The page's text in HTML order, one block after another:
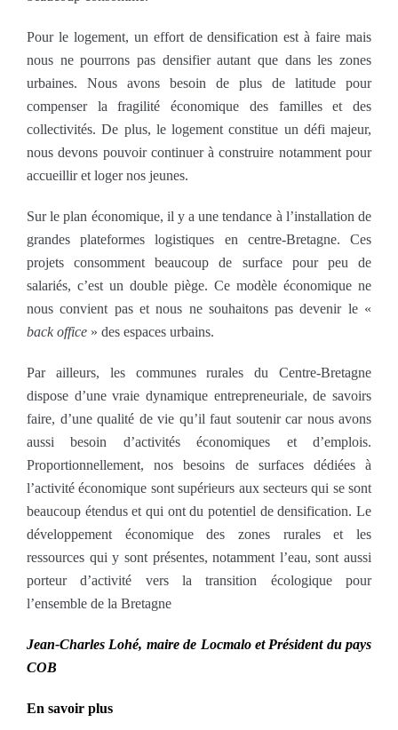
Pour le logement, un effort de densification est à faire mais
nous ne pourrons pas densifier autant que dans les zones
urbaines. Nous avons besoin de plus de latitude pour
compenser la fragilité économique des familles et des
collectivités. De plus, le logement constitue un défi majeur,
nous devons pouvoir continuer à construire notamment pour
accueillir et loger nos jeunes.
Sur le plan économique, il y a une tendance à l’installation de
grandes plateformes logistiques en centre-Bretagne. Ces
projets consomment beaucoup de surface pour peu de
salariés, c’est un double piège. Ce modèle économique ne
nous convient pas et nous ne souhaitons pas devenir le «
back office » des espaces urbains.
Par ailleurs, les communes rurales du Centre-Bretagne
dispose d’une vraie dynamique entrepreneuriale, de savoirs
faire, d’une qualité de vie qu’il faut soutenir car nous avons
aussi besoin d’activités économiques et d’emplois.
Proportionnellement, nos besoins de surfaces dédiées à
l’activité économique sont supérieurs aux secteurs qui se sont
beaucoup étendus et qui ont du potentiel de densification. Le
développement économique des zones rurales et les
ressources qui y sont présentes, notamment l’eau, sont aussi
porteur d’activité vers la transition écologique pour
l’ensemble de la Bretagne
Jean-Charles Lohé, maire de Locmalo et Président du pays
COB
En savoir plus